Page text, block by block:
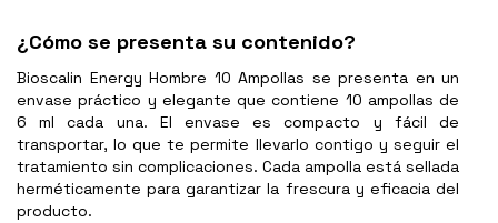
¿Cómo se presenta su contenido?
Bioscalin Energy Hombre 10 Ampollas se presenta en un
envase práctico y elegante que contiene 10 ampollas de
6 ml cada una. El envase es compacto y fácil de
transportar, lo que te permite llevarlo contigo y seguir el
tratamiento sin complicaciones. Cada ampolla está sellada
herméticamente para garantizar la frescura y eficacia del
producto.